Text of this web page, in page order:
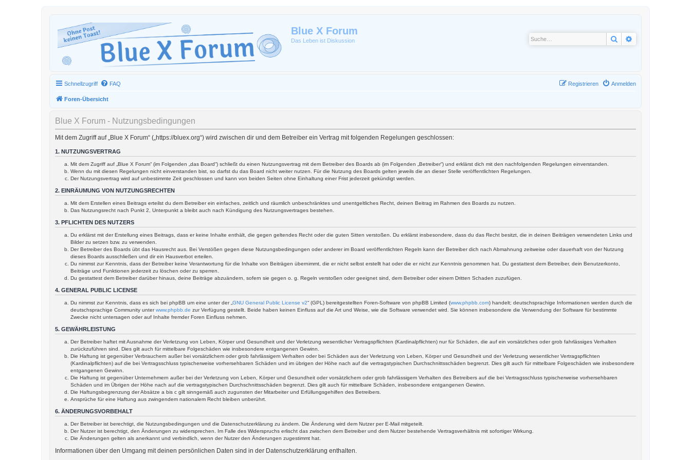
Blue X Forum
Das Leben ist Diskussion Suche
Schnellzugriff FAQ Anmelden
Registrieren
Foren-Übersicht
Blue X Forum - Nutzungsbedingungen
Mit dem Zugriff auf „Blue X Forum“ („https://bluex.org“) wird zwischen dir und dem Betreiber ein Vertrag mit folgenden Regelungen geschlossen:
1. NUTZUNGSVERTRAG
Mit dem Zugriff auf „Blue X Forum“ (im Folgenden „das Board“) schließt du einen Nutzungsvertrag mit dem Betreiber des Boards ab (im Folgenden „Betreiber“) und erklärst dich mit den nachfolgenden Regelungen einverstanden.
Wenn du mit diesen Regelungen nicht einverstanden bist, so darfst du das Board nicht weiter nutzen. Für die Nutzung des Boards gelten jeweils die an dieser Stelle veröffentlichten Regelungen.
Der Nutzungsvertrag wird auf unbestimmte Zeit geschlossen und kann von beiden Seiten ohne Einhaltung einer Frist jederzeit gekündigt werden.
2. EINRÄUMUNG VON NUTZUNGSRECHTEN
Mit dem Erstellen eines Beitrags erteilst du dem Betreiber ein einfaches, zeitlich und räumlich unbeschränktes und unentgeltliches Recht, deinen Beitrag im Rahmen des Boards zu nutzen.
Das Nutzungsrecht nach Punkt 2, Unterpunkt a bleibt auch nach Kündigung des Nutzungsvertrages bestehen.
3. PFLICHTEN DES NUTZERS
Du erklärst mit der Erstellung eines Beitrags, dass er keine Inhalte enthält, die gegen geltendes Recht oder die guten Sitten verstoßen. Du erklärst insbesondere, dass du das Recht besitzt, die in deinen Beiträgen verwendeten Links und
Bilder zu setzen bzw. zu verwenden.
Der Betreiber des Boards übt das Hausrecht aus. Bei Verstößen gegen diese Nutzungsbedingungen oder anderer im Board veröffentlichten Regeln kann der Betreiber dich nach Abmahnung zeitweise oder dauerhaft von der Nutzung
dieses Boards ausschließen und dir ein Hausverbot erteilen.
Du nimmst zur Kenntnis, dass der Betreiber keine Verantwortung für die Inhalte von Beiträgen übernimmt, die er nicht selbst erstellt hat oder die er nicht zur Kenntnis genommen hat. Du gestattest dem Betreiber, dein Benutzerkonto,
Beiträge und Funktionen jederzeit zu löschen oder zu sperren.
Du gestattest dem Betreiber darüber hinaus, deine Beiträge abzuändern, sofern sie gegen o. g. Regeln verstoßen oder geeignet sind, dem Betreiber oder einem Dritten Schaden zuzufügen.
4. GENERAL PUBLIC LICENSE
Du nimmst zur Kenntnis, dass es sich bei phpBB um eine unter der „ GNU General Public License v2“ (GPL) bereitgestellten Foren-Software von phpBB Limited (www.phpbb.com) handelt; deutschsprachige Informationen werden durch die
deutschsprachige Community unterwww.phpbb.de zur Verfügung gestellt. Beide haben keinen Einfluss auf die Art und Weise, wie die Software verwendet wird. Sie können insbesondere die Verwendung der Software für bestimmte
Zwecke nicht untersagen oder auf Inhalte fremder Foren Einfluss nehmen.
5. GEWÄHRLEISTUNG
Der Betreiber haftet mit Ausnahme der Verletzung von Leben, Körper und Gesundheit und der Verletzung wesentlicher Vertragspflichten (Kardinalpflichten) nur für Schäden, die auf ein vorsätzliches oder grob fahrlässiges Verhalten
zurückzuführen sind. Dies gilt auch für mittelbare Folgeschäden wie insbesondere entgangenen Gewinn.
Die Haftung ist gegenüber Verbrauchern außer bei vorsätzlichem oder grob fahrlässigem Verhalten oder bei Schäden aus der Verletzung von Leben, Körper und Gesundheit und der Verletzung wesentlicher Vertragspflichten
(Kardinalpflichten) auf die bei Vertragsschluss typischerweise vorhersehbaren Schäden und im übrigen der Höhe nach auf die vertragstypischen Durchschnittsschäden begrenzt. Dies gilt auch für mittelbare Folgeschäden wie insbesondere
entgangenen Gewinn.
Die Haftung ist gegenüber Unternehmern außer bei der Verletzung von Leben, Körper und Gesundheit oder vorsätzlichem oder grob fahrlässigem Verhalten des Betreibers auf die bei Vertragsschluss typischerweise vorhersehbaren
Schäden und im Übrigen der Höhe nach auf die vertragstypischen Durchschnittsschäden begrenzt. Dies gilt auch für mittelbare Schäden, insbesondere entgangenen Gewinn.
Die Haftungsbegrenzung der Absätze a bis c gilt sinngemäß auch zugunsten der Mitarbeiter und Erfüllungsgehilfen des Betreibers.
Ansprüche für eine Haftung aus zwingendem nationalem Recht bleiben unberührt.
6. ÄNDERUNGSVORBEHALT
Der Betreiber ist berechtigt, die Nutzungsbedingungen und die Datenschutzerklärung zu ändern. Die Änderung wird dem Nutzer per E-Mail mitgeteilt.
Der Nutzer ist berechtigt, den Änderungen zu widersprechen. Im Falle des Widerspruchs erlischt das zwischen dem Betreiber und dem Nutzer bestehende Vertragsverhältnis mit sofortiger Wirkung.
Die Änderungen gelten als anerkannt und verbindlich, wenn der Nutzer den Änderungen zugestimmt hat.
Informationen über den Umgang mit deinen persönlichen Daten sind in der Datenschutzerklärung enthalten.